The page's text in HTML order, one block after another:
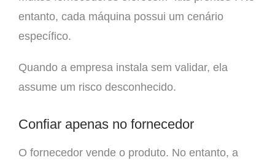
entanto, cada máquina possui um cenário
específico.
Quando a empresa instala sem validar, ela
assume um risco desconhecido.
Confiar apenas no fornecedor
O fornecedor vende o produto. No entanto, a